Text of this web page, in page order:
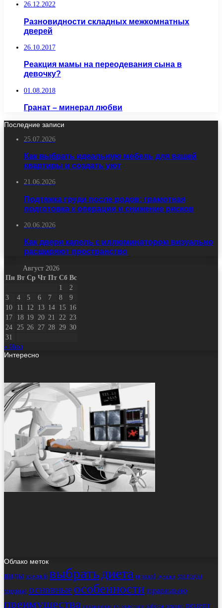
26.12.2022
Разновидности складных межкомнатных
дверей
26.10.2017
Реакция мамы на переодевания сына в
девочку?
01.08.2018
Гранат – минерал любви
Последние записи
25.07.2026
Как выбрать идеальную мебель для вашей
квартиры и создать уют
21.06.2026
Подтяжка груди после родов: грамотная
подготовка к операции и снижение рисков
20.06.2026
Как двери капель с иллюминатором визуально
расширяют пространство
Август 2026
Пн Вт Ср Чт Пт Сб Вс
1
2
3
4 5 6 7 8
9
10
11 12 13 14 15 16
17
18 19 20 21 22 23
24
25 26 27 28 29 30
31
« Июл
Интересно
Облако меток
виды вкусный выбратьдиета игровой лучшие методы
модные основные особенности правильно
преимущества применение путешествие работы ремонт рецепт